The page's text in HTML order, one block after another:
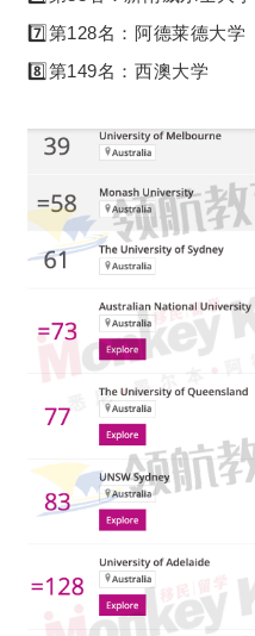
7️⃣第128名：阿德莱德大学
8️⃣第149名：西澳大学